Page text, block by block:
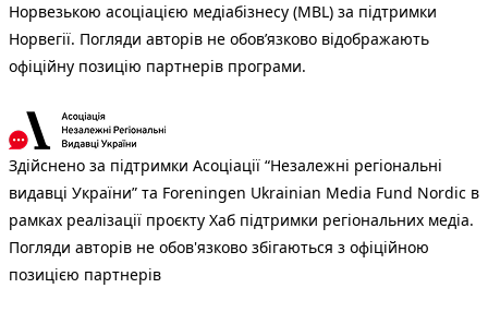
Норвезькою асоціацією медіабізнесу (MBL) за підтримки
Норвегії. Погляди авторів не обов’язково відображають
офіційну позицію партнерів програми.
Здійснено за підтримки Асоціації “Незалежні регіональні
видавці України” та Foreningen Ukrainian Media Fund Nordic в
рамках реалізації проєкту Хаб підтримки регіональних медіа.
Погляди авторів не обов'язково збігаються з офіційною
позицією партнерів